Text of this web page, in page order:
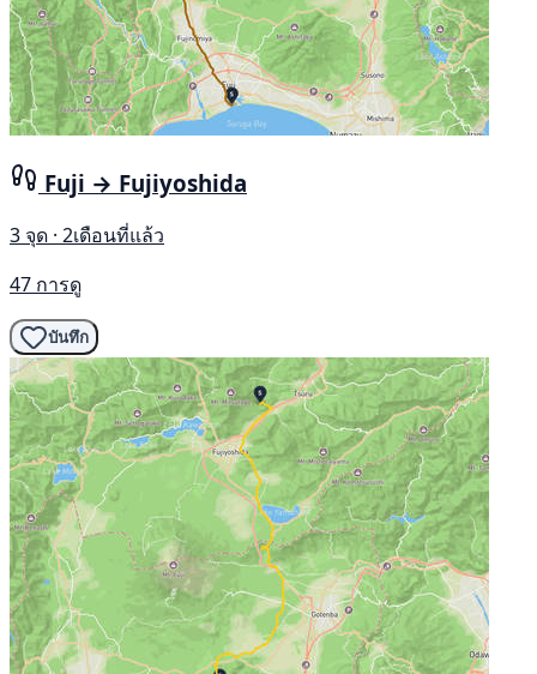
Fuji → Fujiyoshida
3 จุด · 2เดือนที่แล้ว
47 การดู
บันทึก